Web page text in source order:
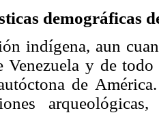
demográficas
indígena, aun
Venezuela y de
de